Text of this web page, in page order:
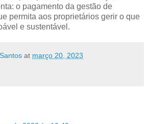
o pagamento da gestão de
permita aos proprietários gerir o que
e sustentável.
at março 20, 2023